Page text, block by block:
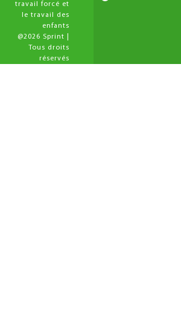
travail forcé et
le travail des
enfants
@2026 Sprint |
Tous droits
réservés